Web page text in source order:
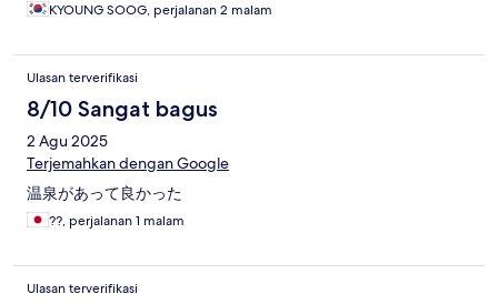
KYOUNG SOOG, perjalanan 2 malam
Ulasan terverifikasi
8/10 Sangat bagus
2 Agu 2025
Terjemahkan dengan Google
温泉があって良かった
??, perjalanan 1 malam
Ulasan terverifikasi